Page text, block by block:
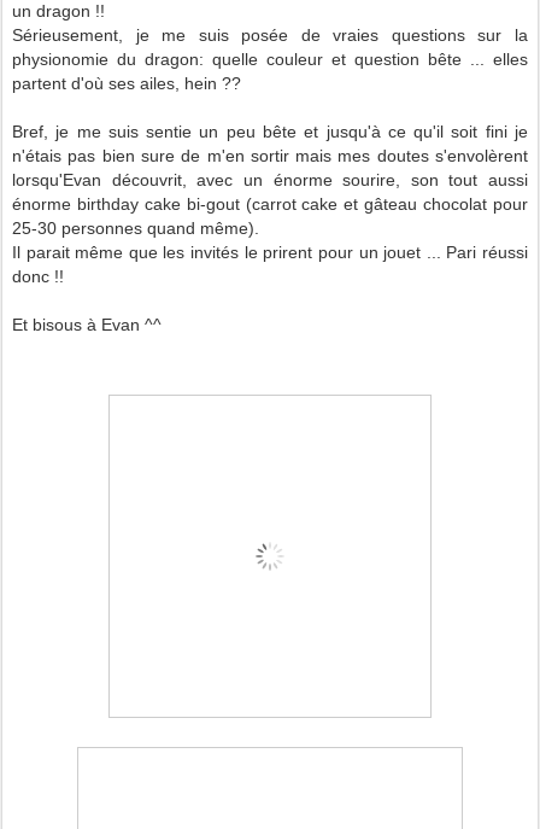
un dragon !!
Sérieusement, je me suis posée de vraies questions sur la
physionomie du dragon: quelle couleur et question bête ... elles
partent d'où ses ailes, hein ??
Bref, je me suis sentie un peu bête et jusqu'à ce qu'il soit fini je
n'étais pas bien sure de m'en sortir mais mes doutes s'envolèrent
lorsqu'Evan découvrit, avec un énorme sourire, son tout aussi
énorme birthday cake bi-gout (carrot cake et gâteau chocolat pour
25-30 personnes quand même).
Il parait même que les invités le prirent pour un jouet ... Pari réussi
donc !!
Et bisous à Evan ^^